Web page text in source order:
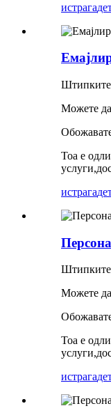
истрага
Штипките
Можете да
Тоа е
услуги,
истрага
Штипките
Можете да
Тоа е
услуги,
истрага